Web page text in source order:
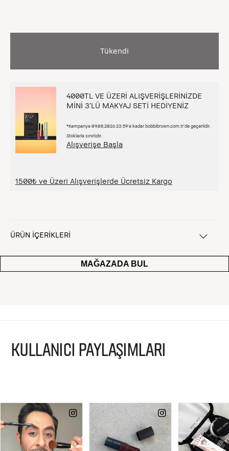
Tükendi
4000TL VE ÜZERİ ALIŞVERİŞLERİNİZDE
MİNİ 3’LÜ MAKYAJ SETİ HEDİYENİZ
*Kampanya 09.08.2026 23:59’a kadar bobbibrown.com.tr’de geçerlidir.
Stoklarla sınırlıdır.
Alışverişe Başla
1500₺ ve Üzeri Alışverişlerde Ücretsiz Kargo
ÜRÜN İÇERİKLERİ
MAĞAZADA BUL
KULLANICI PAYLAŞIMLARI